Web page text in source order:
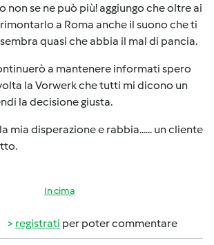
non se ne può più! aggiungo che oltre ai
a Roma anche il suono che ti
quasi che abbia il mal di pancia.
a mantenere informati spero
la Vorwerk che tutti mi dicono un
la decisione giusta.
mia disperazione e rabbia...... un cliente
In cima
registrati per poter commentare